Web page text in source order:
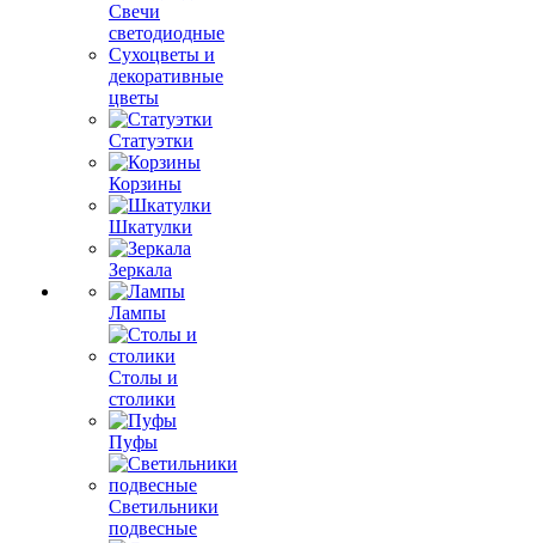
Свечи
светодиодные
Сухоцветы и
декоративные
цветы
Статуэтки
Корзины
Шкатулки
Зеркала
Лампы
Столы и
столики
Пуфы
Светильники
подвесные